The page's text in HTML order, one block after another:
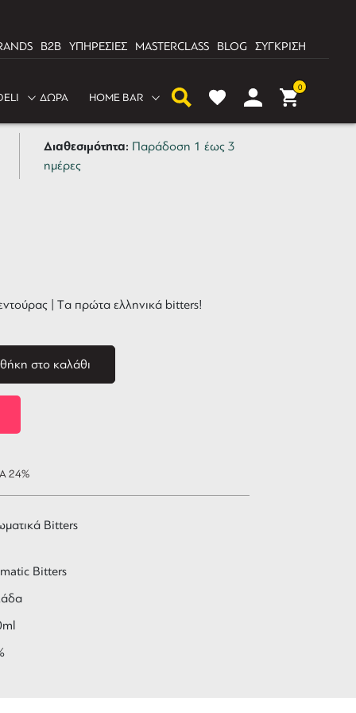
B2B ΥΠΗΡΕΣΙΕΣ MASTERCLASS BLOG ΣΥΓΚΡΙΣΗ
ΔΩΡΑ HOME BAR
0
Bitteraneo 100ml
Διαθεσιμότητα: Παράδοση 1 έως 3
ημέρες
| Tα πρώτα ελληνικά bitters!
στο καλάθι
24%
Bitters
Bitters